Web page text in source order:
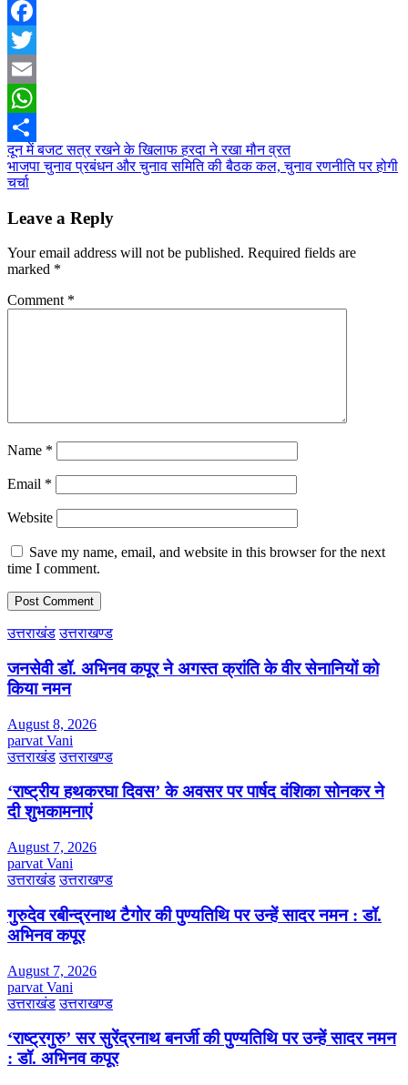
Facebook
Twitter
Email
WhatsApp
Share
Post
navigation
दून में बजट सत्र रखने के खिलाफ हरदा ने रखा मौन व्रत
भाजपा चुनाव प्रबंधन और चुनाव समिति की बैठक कल, चुनाव रणनीति पर होगी
चर्चा
Leave a Reply
Your email address will not be published. Required fields are
marked *
Comment *
Name *
Email *
Website
Save my name, email, and website in this browser for the next
time I comment.
उत्तराखंड उत्तराखण्ड
जनसेवी डॉ. अभिनव कपूर ने अगस्त क्रांति के वीर सेनानियों को
किया नमन
August 8, 2026
parvat Vani
उत्तराखंड उत्तराखण्ड
‘राष्ट्रीय हथकरघा दिवस’ के अवसर पर पार्षद वंशिका सोनकर ने
दी शुभकामनाएं
August 7, 2026
parvat Vani
उत्तराखंड उत्तराखण्ड
गुरुदेव रबीन्द्रनाथ टैगोर की पुण्यतिथि पर उन्हें सादर नमन : डॉ.
अभिनव कपूर
August 7, 2026
parvat Vani
उत्तराखंड उत्तराखण्ड
‘राष्ट्रगुरु’ सर सुरेंद्रनाथ बनर्जी की पुण्यतिथि पर उन्हें सादर नमन
: डॉ. अभिनव कपूर